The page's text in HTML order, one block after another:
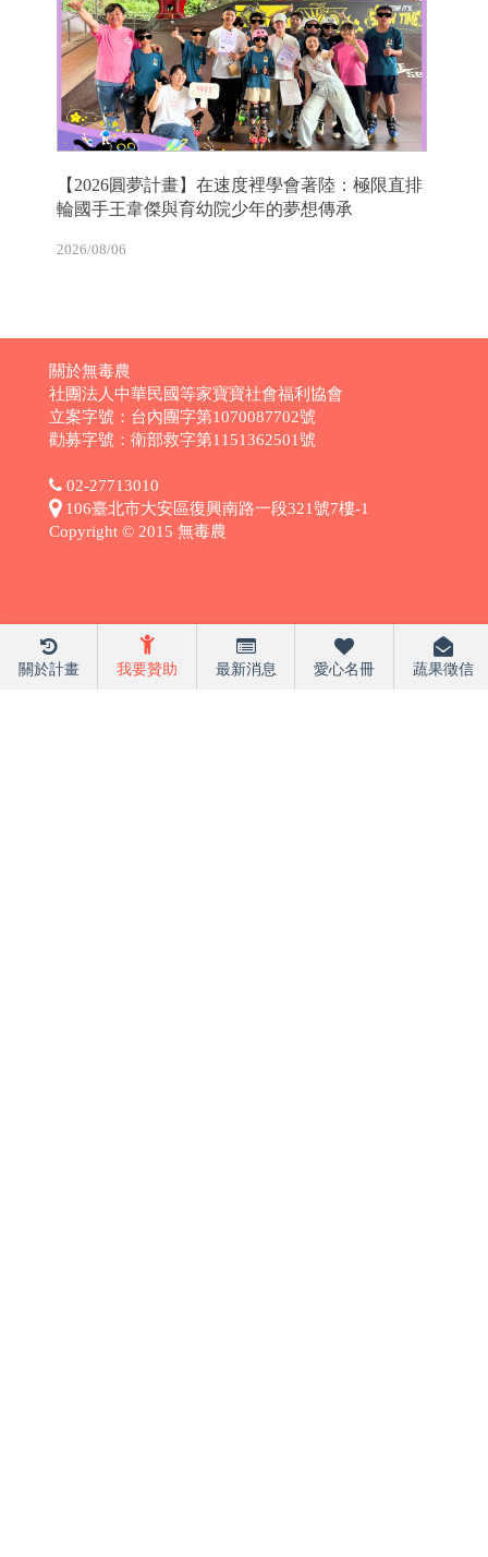
【2026圓夢計畫】在速度裡學會著陸：極限直排
輪國手王韋傑與育幼院少年的夢想傳承
2026/08/06
關於計畫 我要贊助 最新消息 愛心名冊 蔬果徵信
關於無毒農
社團法人中華民國等家寶寶社會福利協會
立案字號：台內團字第1070087702號
勸募字號：衛部救字第1151362501號
02-27713010
106臺北市大安區復興南路一段321號7樓-1
Copyright © 2015 無毒農